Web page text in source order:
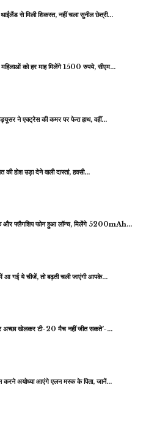
थाईलैंड से मिली शिकस्त, नहीं चला सुनील छेत्री…
को हर माह मिलेंगे 1500 रुपये, सीएम…
ने एक्ट्रेस की कमर पर फेरा हाथ, वहीं…
की होश उड़ा देने वाली दास्तां, हवसी…
एक और फ्लैगशिप फोन हुआ लॉन्च, मिलेंगे 5200mAh…
में आ गई ये चीजें, तो बढ़ती चली जाएंगी आपके…
खेलकर टी-20 मैच नहीं जीत सकते’-…
करने अयोध्या आएंगे एलन मस्क के पिता, जानें…